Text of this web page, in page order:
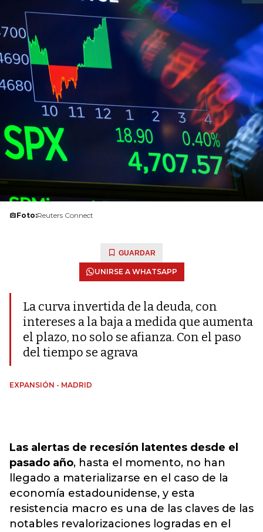
Foto:Reuters Connect
GUARDAR
UNIRSE A WHATSAPP
La curva invertida de la deuda, con
intereses a la baja a medida que aumenta
el plazo, no solo se afianza. Con el paso
del tiempo se agrava
EXPANSIÓN - MADRID
Las alertas de recesión latentes desde el
pasado año, hasta el momento, no han
llegado a materializarse en el caso de la
economía estadounidense, y esta
resistencia macro es una de las claves de las
notables revalorizaciones logradas en el